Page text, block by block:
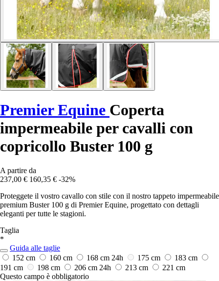
Premier Equine Coperta
impermeabile per cavalli con
copricollo Buster 100 g
A partire da
237,00 € 160,35 € -32%
Proteggete il vostro cavallo con stile con il nostro tappeto impermeabile
premium Buster 100 g di Premier Equine, progettato con dettagli
eleganti per tutte le stagioni.
Taglia
*
Guida alle taglie
152 cm
160 cm 168 cm 24h 175 cm
183 cm
191 cm
198 cm 206 cm 24h 213 cm
221 cm
Questo campo è obbligatorio